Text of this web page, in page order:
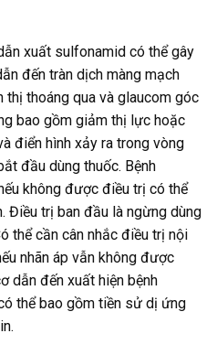
xuất sulfonamid có thể gây
đến tràn dịch màng mạch
thoáng qua và glaucom góc
bao gồm giảm thị lực hoặc
điển hình xảy ra trong vòng
đầu dùng thuốc. Bệnh
không được điều trị có thể
Điều trị ban đầu là ngừng dùng
thể cần cân nhắc điều trị nội
nhãn áp vẫn không được
dẫn đến xuất hiện bệnh
thể bao gồm tiền sử dị ứng